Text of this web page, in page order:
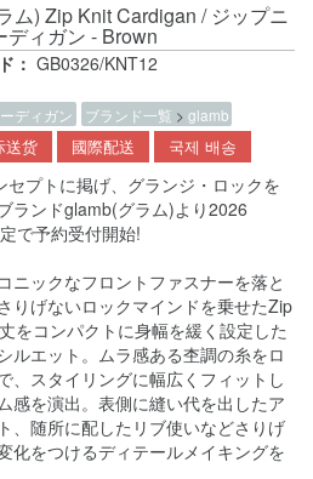
ム) Zip Knit Cardigan / ジップニ
ディガン - Brown
： GB0326/KNT12
ディガン ブランド一覧 > glamb
送货 國際配送 국제 배송
セプトに掲げ、グランジ・ロックを
ランドglamb(グラム)より2026
で予約受付開始!
ニックなフロントファスナーを落と
りげないロックマインドを乗せたZip
をコンパクトに身幅を緩く設定した
ルエット。ムラ感ある杢調の糸をロ
、スタイリングに幅広くフィットし
感を演出。表側に縫い代を出したア
、随所に配したリブ使いなどさりげ
化をつけるディテールメイキングを